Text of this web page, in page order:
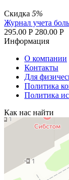
Скидка 5%
Журнал учета
295.00 Р 280.00 Р
Информация
О компании
Контакты
Для
Политика
Политика
Как нас найти